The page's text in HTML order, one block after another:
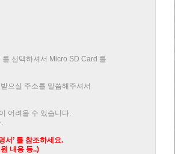
선택하셔서 Micro SD Card 를
으실 주소를 말씀해주셔서
어려울 수 있습니다.
서’ 를 참조하세요.
내용 등..)